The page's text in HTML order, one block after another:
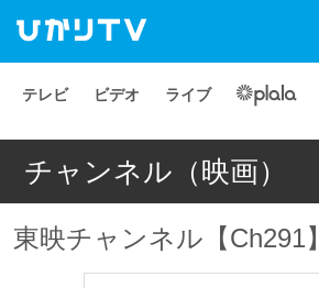
テレビ ビデオ ライブ
チャンネル（映画）
東映チャンネル【Ch291】